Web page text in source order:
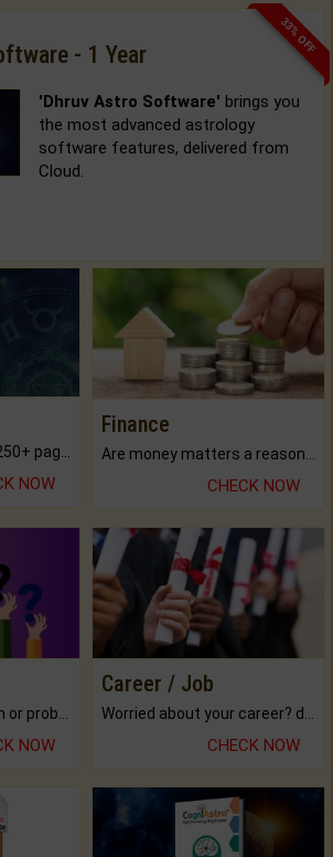
33% OFF
- 1 Year
'Dhruv Astro Software' brings you
the most advanced astrology
software features, delivered from
Cloud.
NOW
Finance
CHECK NOW
NOW
Career / Job
CHECK NOW